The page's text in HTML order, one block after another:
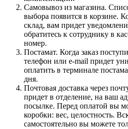
Самовывоз из магазина.
выбора появится в корзине.
склад, вам придет
обратитесь к сотруднику в
номер.
Постамат. Когда заказ
телефон или e-mail придет
оплатить в терминале
дня.
Почтовая доставка через
придет в отделение, на ваш
посылке. Перед оплатой вы
коробки: вес, целостность.
самостоятельно вы можете